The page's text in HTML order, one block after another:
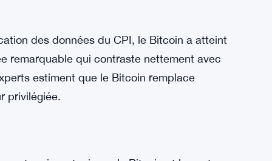
consommation (CPI) des États-Unis, les
$ le 14 novembre. Bien qu’il ait
2,6 % au cours du dernier mois. Ces
américain plus fort et des taux